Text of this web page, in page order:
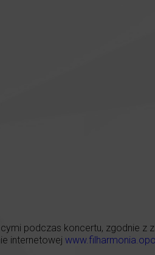
podczas koncertu, zgodnie z
internetowej